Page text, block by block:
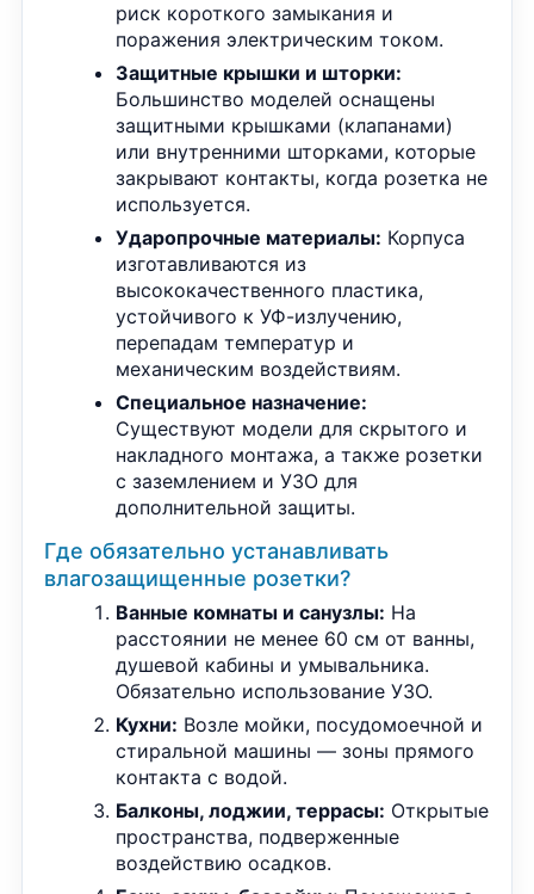
риск короткого замыкания и
поражения электрическим током.
Защитные крышки и шторки:
Большинство моделей оснащены
защитными крышками (клапанами)
или внутренними шторками, которые
закрывают контакты, когда розетка не
используется.
Ударопрочные материалы: Корпуса
изготавливаются из
высококачественного пластика,
устойчивого к УФ-излучению,
перепадам температур и
механическим воздействиям.
Специальное назначение:
Существуют модели для скрытого и
накладного монтажа, а также розетки
с заземлением и УЗО для
дополнительной защиты.
Где обязательно устанавливать
влагозащищенные розетки?
Ванные комнаты и санузлы: На
расстоянии не менее 60 см от ванны,
душевой кабины и умывальника.
Обязательно использование УЗО.
Кухни: Возле мойки, посудомоечной и
стиральной машины — зоны прямого
контакта с водой.
Балконы, лоджии, террасы: Открытые
пространства, подверженные
воздействию осадков.